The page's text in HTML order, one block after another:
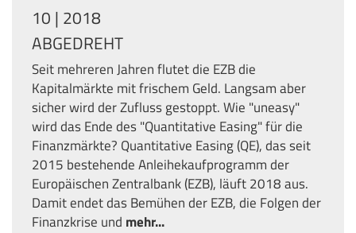
10 | 2018
ABGEDREHT
Seit mehreren Jahren flutet die EZB die
Kapitalmärkte mit frischem Geld. Langsam aber
sicher wird der Zufluss gestoppt. Wie "uneasy"
wird das Ende des "Quantitative Easing" für die
Finanzmärkte? Quantitative Easing (QE), das seit
2015 bestehende Anleihekaufprogramm der
Europäischen Zentralbank (EZB), läuft 2018 aus.
Damit endet das Bemühen der EZB, die Folgen der
Finanzkrise und mehr...